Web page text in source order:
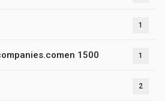
1
1500 1
2